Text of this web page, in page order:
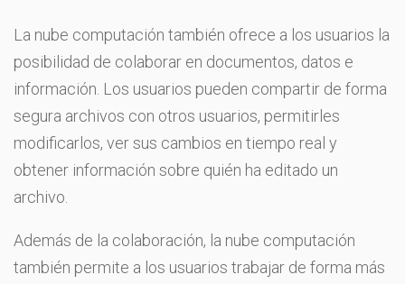
La nube computación también ofrece a los usuarios la
posibilidad de colaborar en documentos, datos e
información. Los usuarios pueden compartir de forma
segura archivos con otros usuarios, permitirles
modificarlos, ver sus cambios en tiempo real y
obtener información sobre quién ha editado un
archivo.
Además de la colaboración, la nube computación
también permite a los usuarios trabajar de forma más